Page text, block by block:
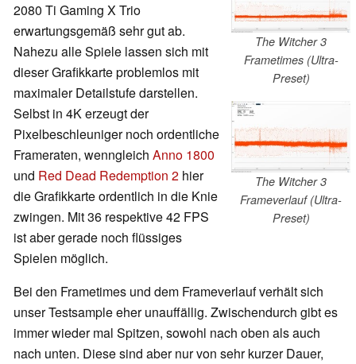
The Witcher 3
Frametimes (Ultra-
Preset)
The Witcher 3
Frameverlauf (Ultra-
Preset)
2080 Ti Gaming X Trio
erwartungsgemäß sehr gut ab.
Nahezu alle Spiele lassen sich mit
dieser Grafikkarte problemlos mit
maximaler Detailstufe darstellen.
Selbst in 4K erzeugt der
Pixelbeschleuniger noch ordentliche
Frameraten, wenngleich Anno 1800
und Red Dead Redemption 2 hier
die Grafikkarte ordentlich in die Knie
zwingen. Mit 36 respektive 42 FPS
ist aber gerade noch flüssiges
Spielen möglich.
Bei den Frametimes und dem Frameverlauf verhält sich
unser Testsample eher unauffällig. Zwischendurch gibt es
immer wieder mal Spitzen, sowohl nach oben als auch
nach unten. Diese sind aber nur von sehr kurzer Dauer,